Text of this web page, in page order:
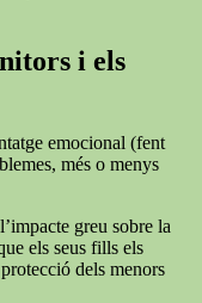
i els
emocional (fent
més o menys
greu sobre la
els seus fills els
dels menors